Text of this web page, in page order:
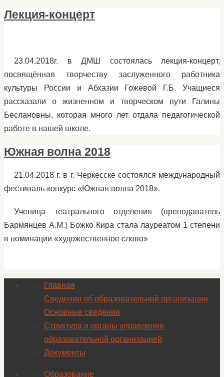
Лекция-концерт
23.04.2018г. в ДМШ состоялась лекция-концерт,
посвящённая творчеству заслуженного работника
культуры России и Абхазии Гожевой Г.Б. Учащиеся
рассказали о жизненном и творческом пути Галины
Беслановны, которая много лет отдала педагогической
работе в нашей школе.
Южная волна 2018
21.04.2018 г. в г. Черкесске состоялся международный
фестиваль-конкурс «Южная волна 2018».
Ученица театрального отделения (преподаватель
Бармянцев А.М.) Божко Кира стала лауреатом 1 степени
в номинации «художественное слово»
Главная
Сведения об образовательной организации
Основные сведения
Структура и органы управления
образовательной организацией
Документы
Образование